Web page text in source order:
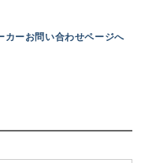
カーお問い合わせページへ